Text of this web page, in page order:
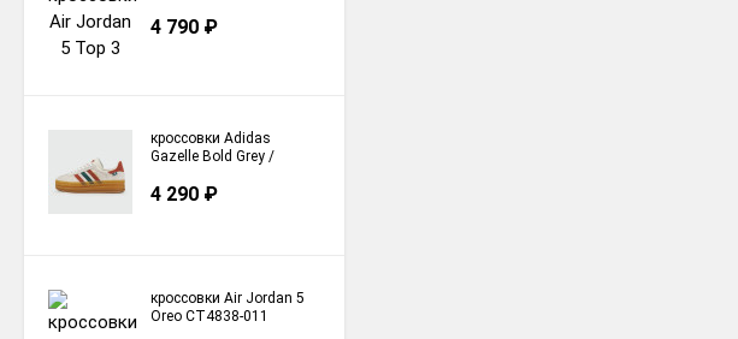
4 790 ₽
кроссовки Adidas
Gazelle Bold Grey /
4 290 ₽
кроссовки Air Jordan 5
Oreo CT4838-011